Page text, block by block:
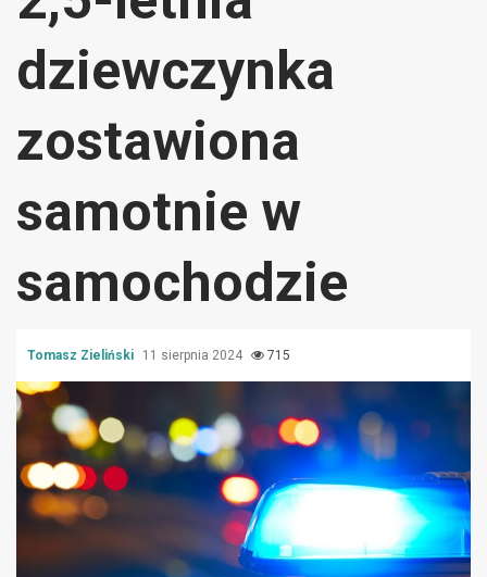
dziewczynka
zostawiona
samotnie w
samochodzie
Tomasz Zieliński 11 sierpnia 2024 715